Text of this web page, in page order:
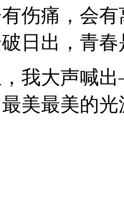
伤痛，会
日出，青
大声喊出
美最美的光